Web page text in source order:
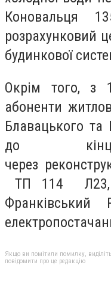
Коновальця
розрахунковий
будинкової
Окрім того, з
абоненти
Блавацького
до
через
ТП 114 Л23,
Якщо ви помітили помилку,
повідомити про це редакцію